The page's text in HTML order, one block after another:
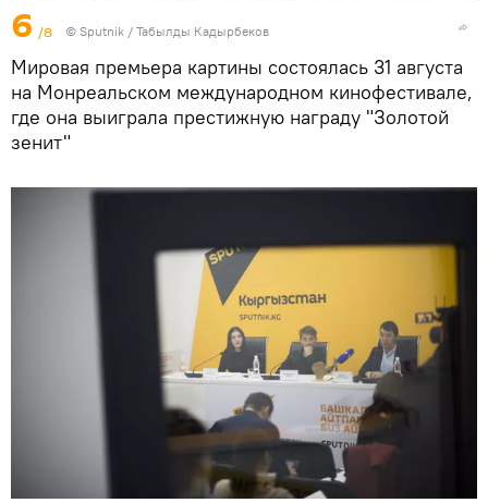
6 /8 © Sputnik / Табылды Кадырбеков
Мировая премьера картины состоялась 31 августа
на Монреальском международном кинофестивале,
где она выиграла престижную награду "Золотой
зенит"